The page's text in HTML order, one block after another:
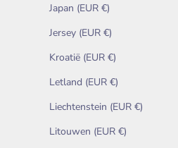
Japan (EUR €)
Jersey (EUR €)
Kroatië (EUR €)
Letland (EUR €)
Liechtenstein (EUR €)
Litouwen (EUR €)